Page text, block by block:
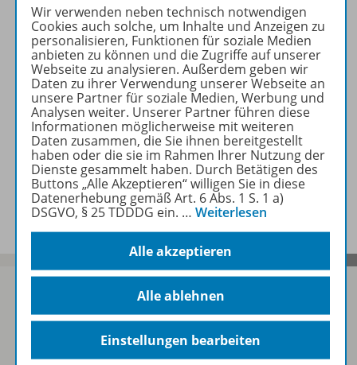
Produktinformationen
Beschreibung
Zugehörige Produkte
Benachrichtigungs-Service
Sofort profitieren
Wir verwenden neben technisch notwendigen
Cookies auch solche, um Inhalte und Anzeigen zu
personalisieren, Funktionen für soziale Medien
anbieten zu können und die Zugriffe auf unserer
Webseite zu analysieren. Außerdem geben wir
Daten zu ihrer Verwendung unserer Webseite an
unsere Partner für soziale Medien, Werbung und
Analysen weiter. Unserer Partner führen diese
Informationen möglicherweise mit weiteren
Daten zusammen, die Sie ihnen bereitgestellt
haben oder die sie im Rahmen Ihrer Nutzung der
Dienste gesammelt haben. Durch Betätigen des
Buttons „Alle Akzeptieren“ willigen Sie in diese
Datenerhebung gemäß Art. 6 Abs. 1 S. 1 a)
DSGVO, § 25 TDDDG ein. … Weiterlesen
Alle akzeptieren
Alle ablehnen
Einstellungen bearbeiten